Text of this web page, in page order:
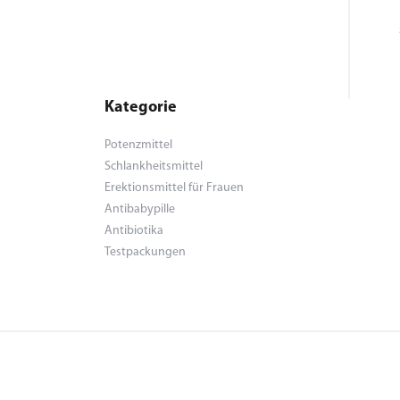
Kategorie
Potenzmittel
Schlankheitsmittel
Erektionsmittel für Frauen
Antibabypille
Antibiotika
Testpackungen